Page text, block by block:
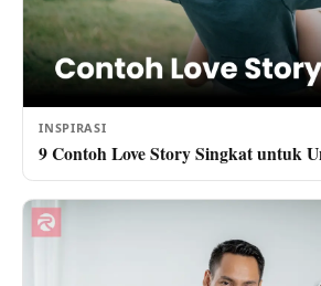
INSPIRASI
9 Contoh Love Story Singkat untuk